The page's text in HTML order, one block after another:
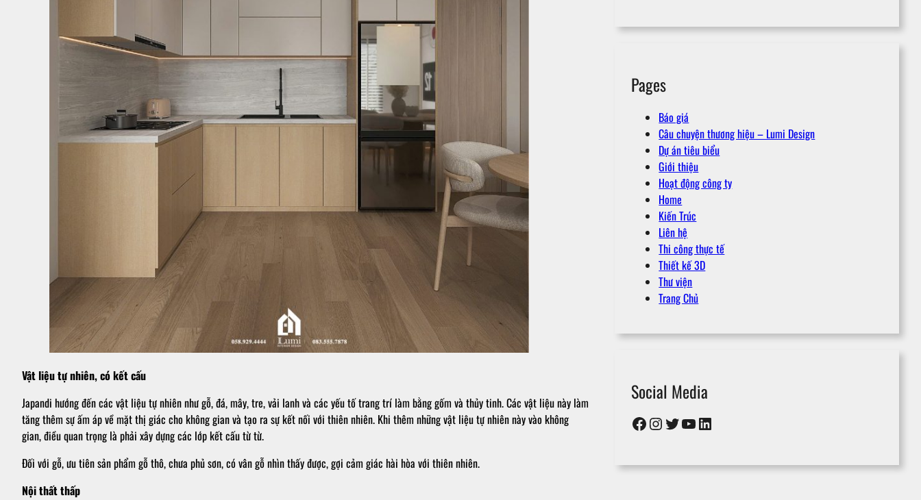
Vật liệu tự nhiên, có kết cấu
Japandi hướng đến các vật liệu tự nhiên như gỗ, đá, mây, tre, vải lanh và các yếu tố trang trí làm bằng gốm và thủy tinh. Các vật liệu này làm
tăng thêm sự ấm áp về mặt thị giác cho không gian và tạo ra sự kết nối với thiên nhiên. Khi thêm những vật liệu tự nhiên này vào không
gian, điều quan trọng là phải xây dựng các lớp kết cấu từ từ.
Đối với gỗ, ưu tiên sản phẩm gỗ thô, chưa phủ sơn, có vân gỗ nhìn thấy được, gợi cảm giác hài hòa với thiên nhiên.
Nội thất thấp
Pages
Báo giá
Câu chuyện thương hiệu – Lumi Design
Dự án tiêu biểu
Giới thiệu
Hoạt động công ty
Home
Kiến Trúc
Liên hệ
Thi công thực tế
Thiết kế 3D
Thư viện
Trang Chủ
Social Media
Facebook Instagram Twitter YouTube LinkedIn